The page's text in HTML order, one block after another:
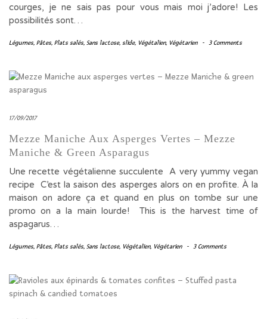
courges, je ne sais pas pour vous mais moi j’adore! Les
possibilités sont…
Légumes, Pâtes, Plats salés, Sans lactose, slide, Végétalien, Végétarien - 3 Comments
17/09/2017
Mezze Maniche Aux Asperges Vertes – Mezze
Maniche & Green Asparagus
Une recette végétalienne succulente A very yummy vegan
recipe C’est la saison des asperges alors on en profite. À la
maison on adore ça et quand en plus on tombe sur une
promo on a la main lourde! This is the harvest time of
aspagarus…
Légumes, Pâtes, Plats salés, Sans lactose, Végétalien, Végétarien - 3 Comments